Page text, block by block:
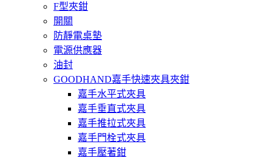
F型夾鉗
開關
防靜電桌墊
電源供應器
油封
GOODHAND嘉手快速夾具夾鉗
嘉手水平式夾具
嘉手垂直式夾具
嘉手推拉式夾具
嘉手門栓式夾具
嘉手壓著鉗